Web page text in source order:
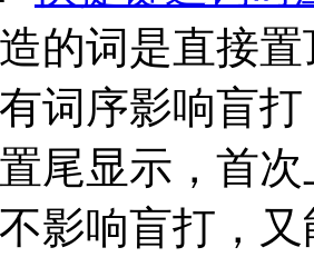
的词是直接
词序影响盲
尾显示，首
影响盲打，